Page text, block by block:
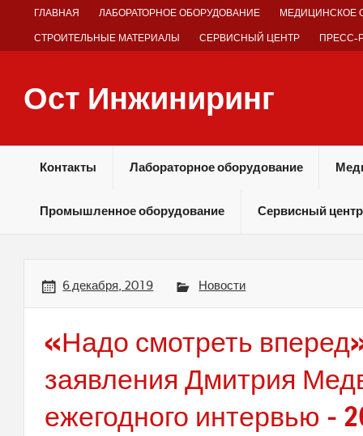
ГЛАВНАЯ ЛАБОРАТОРНОЕ ОБОРУДОВАНИЕ МЕДИЦИНСКОЕ
СТРОИТЕЛЬНЫЕ МАТЕРИАЛЫ СЕРВИСНЫЙ ЦЕНТР ПРЕСС-
Ост Инжиниринг
Контакты Лабораторное оборудование
Промышленное оборудование Сервисный центр
6 декабря, 2019 Новости
«Надо смотреть
заявления Дмитрия
ежегодного интервью –